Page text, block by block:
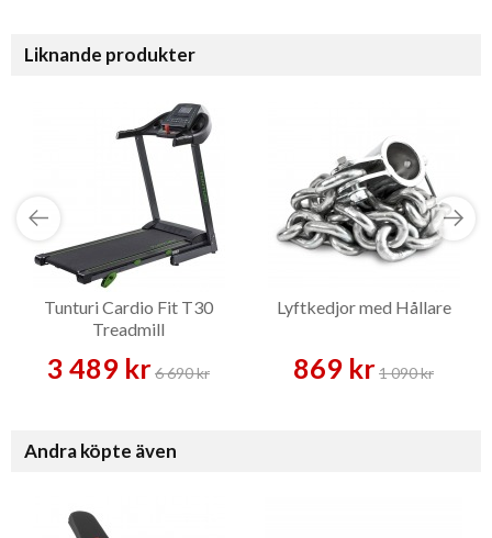
Liknande produkter
Tunturi Cardio Fit T30
Treadmill
3 489 kr6 690 kr
Lyftkedjor med Hållare
869 kr1 090 kr
Andra köpte även